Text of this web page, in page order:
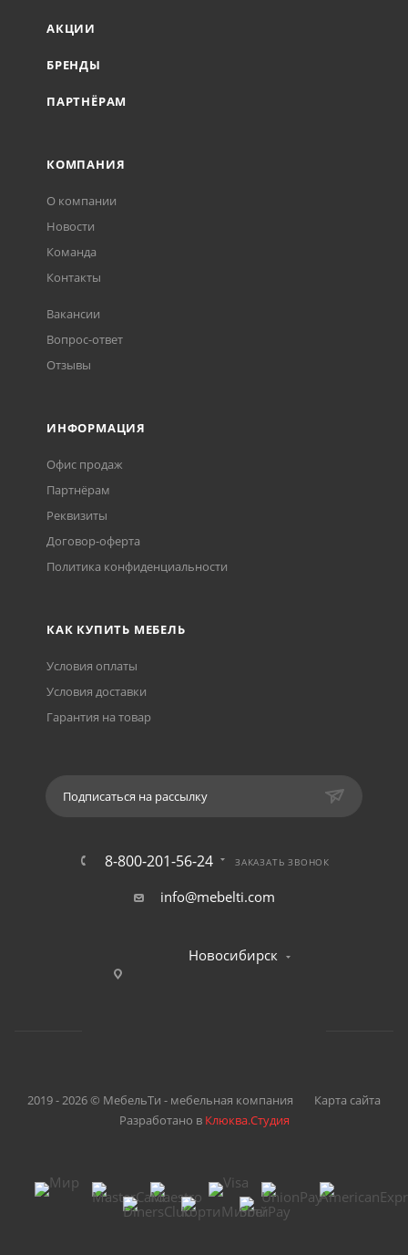
АКЦИИ
БРЕНДЫ
ПАРТНЁРАМ
КОМПАНИЯ
О компании
Новости
Команда
Контакты
Вакансии
Вопрос-ответ
Отзывы
ИНФОРМАЦИЯ
Офис продаж
Партнёрам
Реквизиты
Договор-оферта
Политика конфиденциальности
КАК КУПИТЬ МЕБЕЛЬ
Условия оплаты
Условия доставки
Гарантия на товар
Подписаться на рассылку
8-800-201-56-24 ЗАКАЗАТЬ ЗВОНОК
info@mebelti.com
Новосибирск
2019 - 2026 © МебельТи - мебельная компания
Карта сайта
Разработано в Клюква.Студия